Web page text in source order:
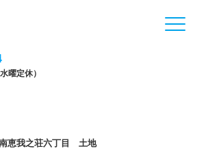
曜定休）
南恵我之荘六丁目 土地